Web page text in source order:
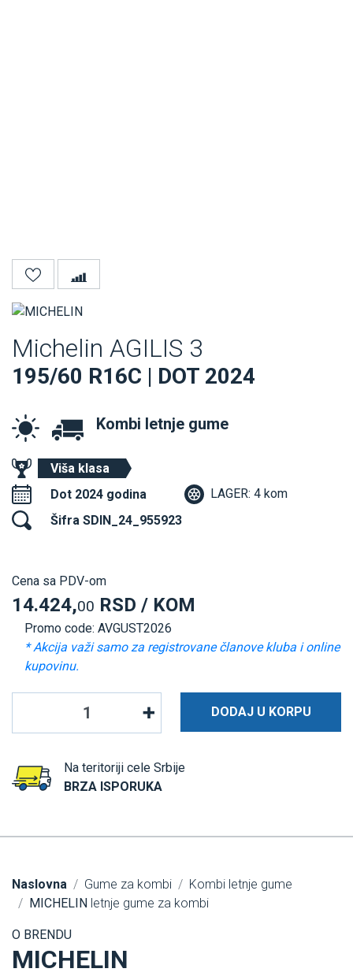
Michelin AGILIS 3
195/60 R16C | DOT 2024
Kombi letnje gume
Viša klasa
Dot 2024 godina
LAGER: 4 kom
Šifra SDIN_24_955923
Cena sa PDV-om
14.424,00 RSD / KOM
Promo code: AVGUST2026
* Akcija važi samo za registrovane članove kluba i online
kupovinu.
DODAJ U KORPU
Na teritoriji cele Srbije
BRZA ISPORUKA
Naslovna Gume za kombi
Kombi letnje gume
MICHELIN letnje gume za kombi
O BRENDU
MICHELIN